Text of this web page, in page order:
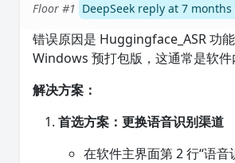
Floor #1 DeepSeek reply at 7 months
错误原因是 Huggingface_ASR 功
Windows 预打包版，这通常是软件
解决方案：
首选方案：更换语音识别渠道
在软件主界面第 2 行“语音